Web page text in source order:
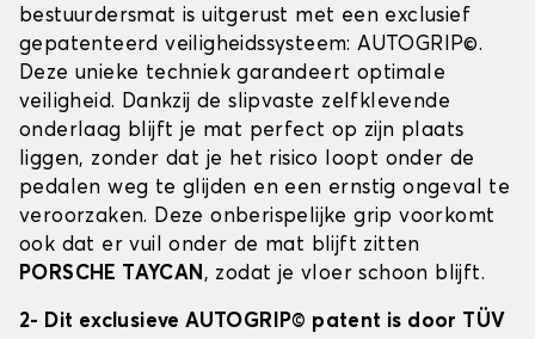
bestuurdersmat is uitgerust met een exclusief
gepatenteerd veiligheidssysteem: AUTOGRIP©.
Deze unieke techniek garandeert optimale
veiligheid. Dankzij de slipvaste zelfklevende
onderlaag blijft je mat perfect op zijn plaats
liggen, zonder dat je het risico loopt onder de
pedalen weg te glijden en een ernstig ongeval te
veroorzaken. Deze onberispelijke grip voorkomt
ook dat er vuil onder de mat blijft zitten
PORSCHE TAYCAN, zodat je vloer schoon blijft.
2- Dit exclusieve AUTOGRIP© patent is door TÜV